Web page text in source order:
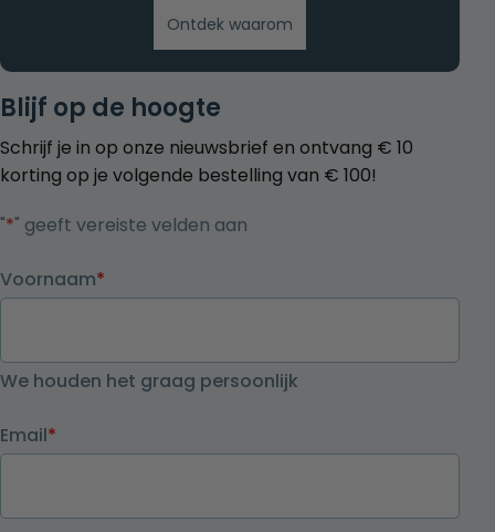
Blijf op de hoogte
Schrijf je in op onze nieuwsbrief en ontvang € 10
korting op je volgende bestelling van € 100!
"*" geeft vereiste velden aan
Voornaam*
We houden het graag persoonlijk
Email*
Ontdek waarom